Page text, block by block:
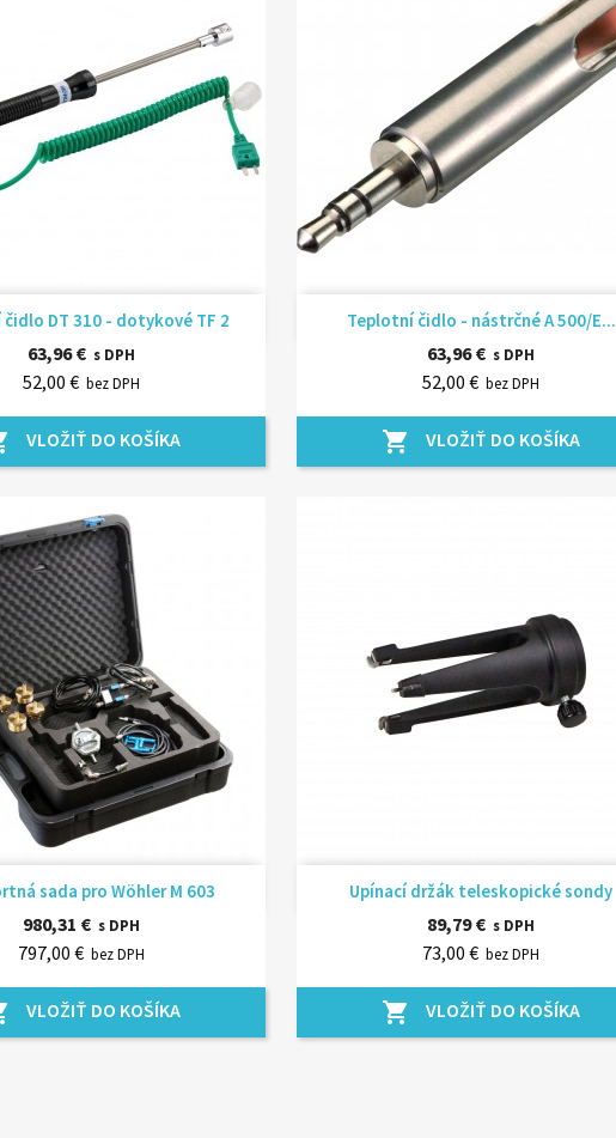
DT 310 - dotykové TF 2
63,96 € s DPH
52,00 € bez DPH
VLOŽIŤ DO KOŠÍKA
Rýchly náhľad Teplotní čidlo - nástrčné A 500/E...
63,96 € s DPH
52,00 € bez DPH
shopping_cart VLOŽIŤ DO KOŠÍKA
Rýchly náhľad
sada pro Wöhler M 603
980,31 € s DPH
797,00 € bez DPH
VLOŽIŤ DO KOŠÍKA
 Rýchly náhľad Upínací držák teleskopické sondy
89,79 € s DPH
73,00 € bez DPH
shopping_cart VLOŽIŤ DO KOŠÍKA
Rýchly náhľad